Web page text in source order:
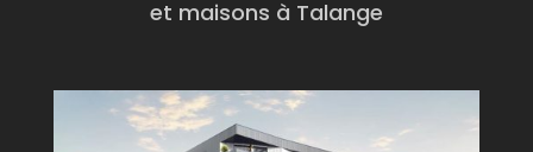
et maisons à Talange